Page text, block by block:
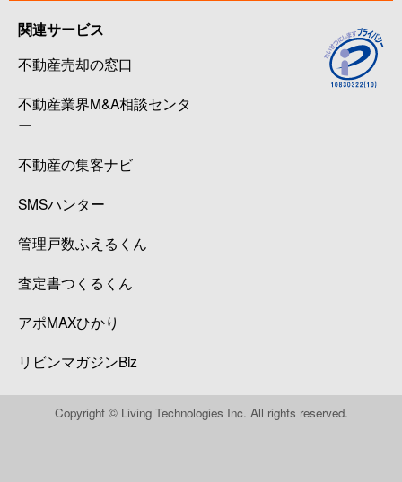
関連サービス
不動産売却の窓口
不動産業界M&A相談センタ
ー
不動産の集客ナビ
SMSハンター
管理戸数ふえるくん
査定書つくるくん
アポMAXひかり
リビンマガジンBiz
Copyright © Living Technologies Inc. All rights reserved.